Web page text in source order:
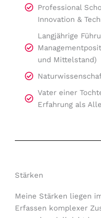
Professional
Innovation &
Langjährige
und Mittelstand)
Vater einer
Erfahrung als
Stärken
Meine Stärken liegen
Erfassen komplexer